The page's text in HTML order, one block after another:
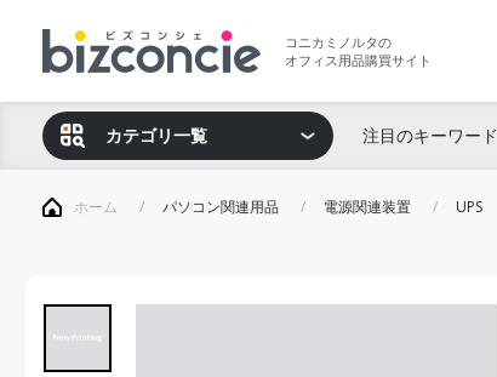
コニカミノルタの
オフィス用品購買サイト
カテゴリ一覧 注目のキーワード
ホーム パソコン関連用品 電源関連装置 UPS